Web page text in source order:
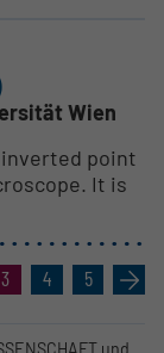
Wien
inverted point
It is
3 4 5 »
und